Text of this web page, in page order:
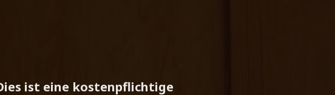
ist eine kostenpflichtige